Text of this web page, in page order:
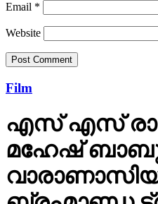
Email *
Website
Film
എസ് എസ്
മഹേഷ് ബാബു